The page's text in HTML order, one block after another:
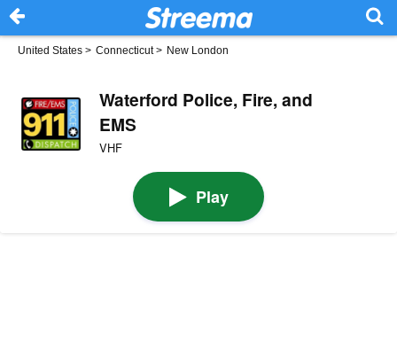
United States > Connecticut> New London
Waterford Police, Fire, and
EMS
VHF
Play